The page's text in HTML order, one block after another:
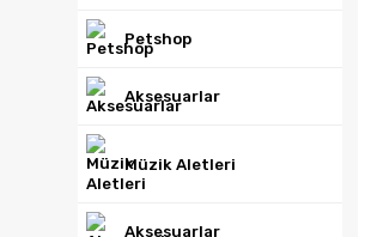
Petshop
Aksesuarlar
Müzik Aletleri
Aksesuarlar